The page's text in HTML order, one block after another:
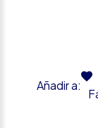
Añadir a: